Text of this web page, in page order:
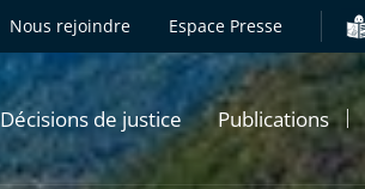
Nous rejoindre Espace Presse
Décisions de justice Publications